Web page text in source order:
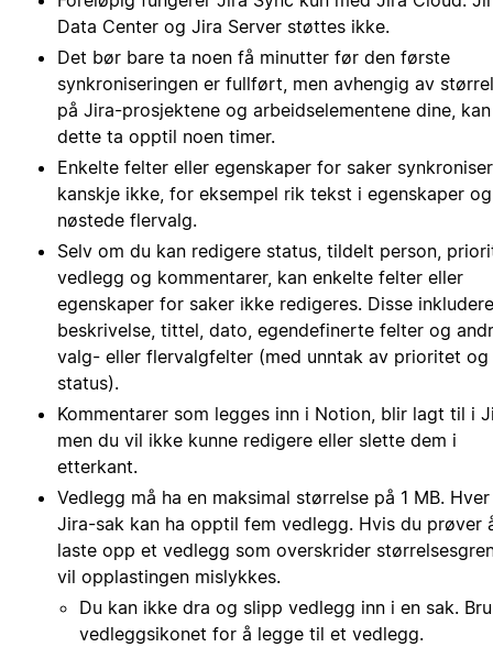
Data Center og Jira Server støttes ikke.
Det bør bare ta noen få minutter før den første
synkroniseringen er fullført, men avhengig av
på Jira-prosjektene og arbeidselementene dine, kan
dette ta opptil noen timer.
Enkelte felter eller egenskaper for saker
kanskje ikke, for eksempel rik tekst i egenskaper og
nøstede flervalg.
Selv om du kan redigere status, tildelt person,
vedlegg og kommentarer, kan enkelte felter eller
egenskaper for saker ikke redigeres. Disse
beskrivelse, tittel, dato, egendefinerte felter og
valg- eller flervalgfelter (med unntak av prioritet og
status).
Kommentarer som legges inn i Notion, blir lagt til i
men du vil ikke kunne redigere eller slette dem i
etterkant.
Vedlegg må ha en maksimal størrelse på 1 MB. Hver
Jira-sak kan ha opptil fem vedlegg. Hvis du prøver
laste opp et vedlegg som overskrider
vil opplastingen mislykkes.
Du kan ikke dra og slipp vedlegg inn i en sak.
vedleggsikonet for å legge til et vedlegg.